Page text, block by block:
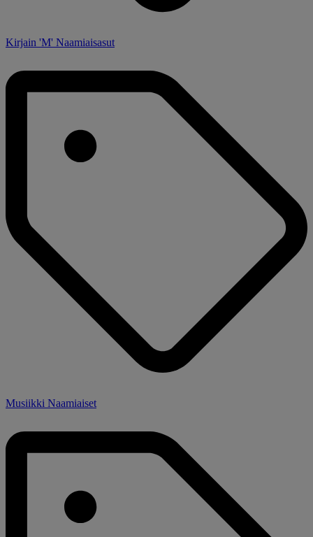
Kirjain 'M' Naamiaisasut
Musiikki Naamiaiset